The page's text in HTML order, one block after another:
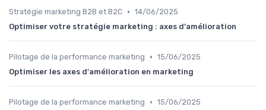
Stratégie marketing B2B et B2C • 14/06/2025
Optimiser votre stratégie marketing : axes d'amélioration
Pilotage de la performance marketing • 15/06/2025
Optimiser les axes d'amélioration en marketing
Pilotage de la performance marketing • 15/06/2025